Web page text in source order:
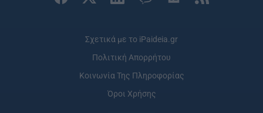
Σχετικά με το iPaideia.gr
Πολιτική Απορρήτου
Κοινωνία Της Πληροφορίας
Όροι Χρήσης